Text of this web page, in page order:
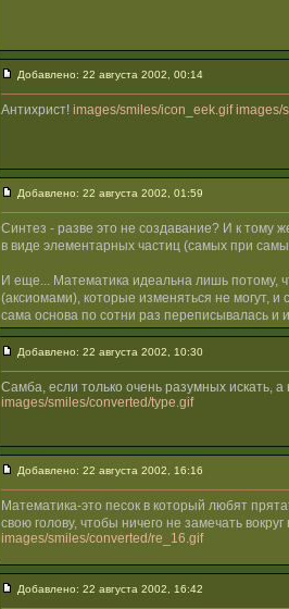
Добавлено: 22 августа 2002, 00:14
Антихрист! images/smiles/icon_eek.gif images/
Добавлено: 22 августа 2002, 01:59
Синтез - разве это не создавание? И к тому
в виде элементарных частиц (самых при
И еще... Математика идеальна лишь потому,
(аксиомами), которые изменяться не могут, и
сама основа по сотни раз переписывалась и
Добавлено: 22 августа 2002, 10:30
Самба, если только очень разумных искать,
images/smiles/converted/type.gif
Добавлено: 22 августа 2002, 16:16
Математика-это песок в который любят
свою голову, чтобы ничего не замечать
images/smiles/converted/re_16.gif
Добавлено: 22 августа 2002, 16:42